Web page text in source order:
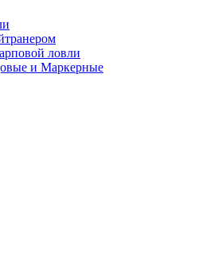
ловли
и Маркерные